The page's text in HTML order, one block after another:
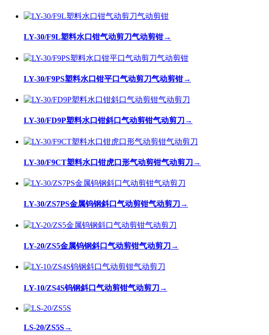
LY-30/F9L塑料水口钳气动剪刀气动剪钳→
LY-30/F9PS塑料水口钳平口气动剪刀气动剪钳→
LY-30/FD9P塑料水口钳斜口气动剪钳气动剪刀 →
LY-30/F9CT塑料水口钳虎口形气动剪钳气动剪刀 →
LY-30/ZS7PS金属钨钢斜口气动剪钳气动剪刀 →
LY-20/ZS5金属钨钢斜口气动剪钳气动剪刀 →
LY-10/ZS4S钨钢斜口气动剪钳气动剪刀 →
LS-20/ZS5S→